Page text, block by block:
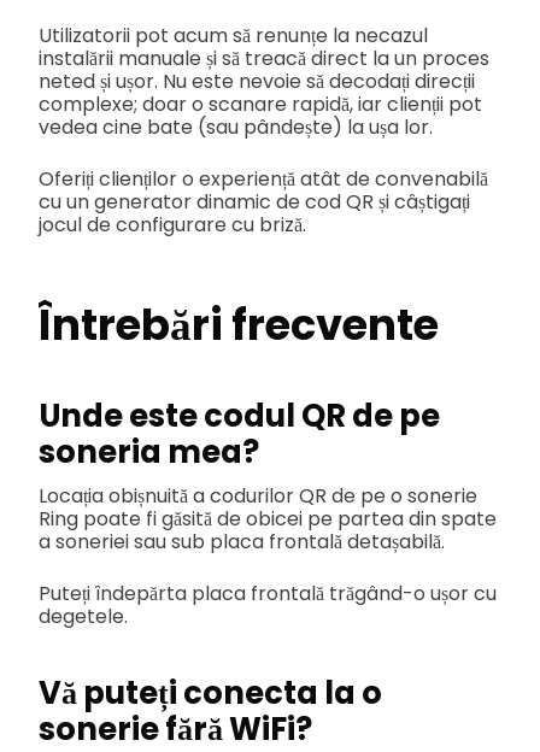
Utilizatorii pot acum să renunțe la necazul
instalării manuale și să treacă direct la un proces
neted și ușor. Nu este nevoie să decodați direcții
complexe; doar o scanare rapidă, iar clienții pot
vedea cine bate (sau pândește) la ușa lor.
Oferiți clienților o experiență atât de convenabilă
cu un generator dinamic de cod QR și câștigați
jocul de configurare cu briză.
Întrebări frecvente
Unde este codul QR de pe
soneria mea?
Locația obișnuită a codurilor QR de pe o sonerie
Ring poate fi găsită de obicei pe partea din spate
a soneriei sau sub placa frontală detașabilă.
Puteți îndepărta placa frontală trăgând-o ușor cu
degetele.
Vă puteți conecta la o
sonerie fără WiFi?